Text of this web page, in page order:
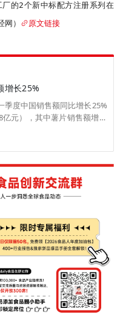
的2个新中标配方注册系列在
）
原文链接
增长25%
度中国销售额同比增长25%
元），其中薯片销售额增长
另据消息，乐天健康食品对
：五谷财经）